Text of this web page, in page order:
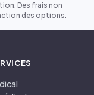
Des frais non
des options.